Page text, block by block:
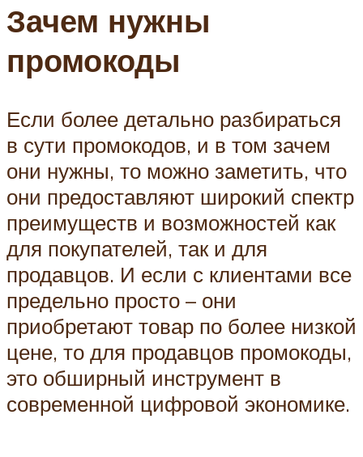
Зачем нужны
промокоды
Если более детально разбираться
в сути промокодов, и в том зачем
они нужны, то можно заметить, что
они предоставляют широкий спектр
преимуществ и возможностей как
для покупателей, так и для
продавцов. И если с клиентами все
предельно просто – они
приобретают товар по более низкой
цене, то для продавцов промокоды,
это обширный инструмент в
современной цифровой экономике.